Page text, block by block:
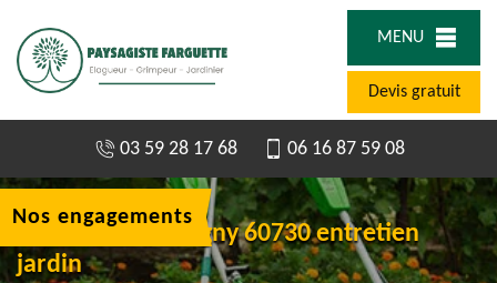
MENU
Devis gratuit
03 59 28 17 68 06 16 87 59 08
Jardinier à Cauvigny 60730 entretien
jardin
Nos engagements